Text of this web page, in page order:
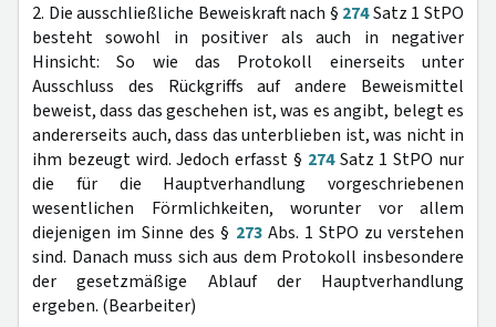
2. Die ausschließliche Beweiskraft nach § 274Satz 1 StPO
besteht sowohl in positiver als auch in negativer
Hinsicht: So wie das Protokoll einerseits unter
Ausschluss des Rückgriffs auf andere Beweismittel
beweist, dass das geschehen ist, was es angibt, belegt es
andererseits auch, dass das unterblieben ist, was nicht in
ihm bezeugt wird. Jedoch erfasst § 274Satz 1 StPO nur
die für die Hauptverhandlung vorgeschriebenen
wesentlichen Förmlichkeiten, worunter vor allem
diejenigen im Sinne des § 273Abs. 1 StPO zu verstehen
sind. Danach muss sich aus dem Protokoll insbesondere
der gesetzmäßige Ablauf der Hauptverhandlung
ergeben. (Bearbeiter)